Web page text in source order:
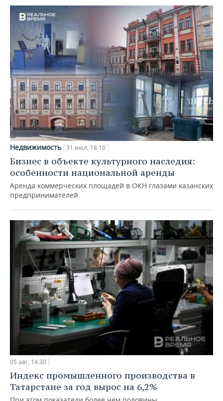
Недвижимость 31 июл, 18:10
Бизнес в объекте культурного наследия:
особенности национальной аренды
Аренда коммерческих площадей в ОКН глазами казанских
предпринимателей
05 авг, 14:30
Индекс промышленного производства в
Татарстане за год вырос на 6,2%